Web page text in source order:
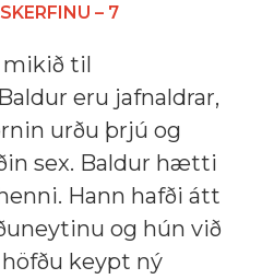
– 7
mikið til
eru jafnaldrar,
urðu þrjú og
sex. Baldur hætti
Hann hafði átt
og hún við
keypt ný